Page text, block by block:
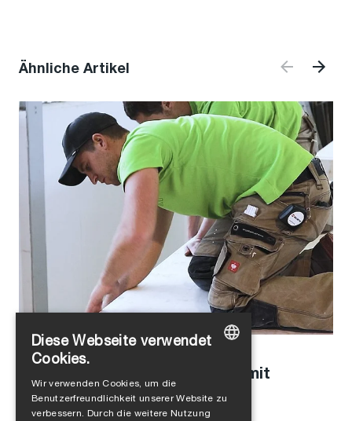
Ähnliche Artikel
Stefanie Schaller
Modulbau mit Holz: Interview mit
Leopold KasseckertENGLISH
Diese Webseite verwendet
Cookies.
Wir verwenden Cookies, um die
Benutzerfreundlichkeit unserer Website zu
verbessern. Durch die weitere Nutzung